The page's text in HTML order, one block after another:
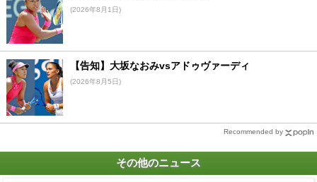
(2026年8月1日)
【告知】大坂なおみvsアドゥヴァーディ
(2026年8月5日)
Recommended by
その他のニュース